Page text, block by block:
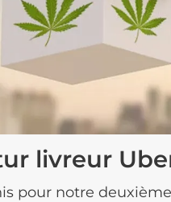
livreur
pour notre